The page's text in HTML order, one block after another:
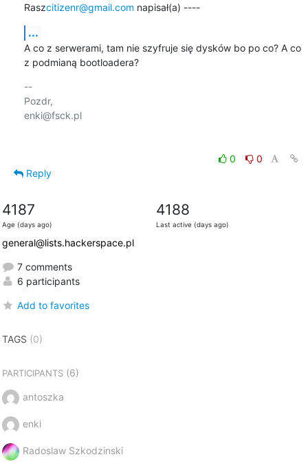
Raszcitizenr@gmail.com napisał(a) ----
...
A co z serwerami, tam nie szyfruje się dysków bo po co? A co
z podmianą bootloadera?
--
Pozdr,
enki@fsck.pl
0
0
Reply
4187
Age (days ago)
4188
Last active (days ago)
general@lists.hackerspace.pl
7 comments
6 participants
Add to favorites
TAGS (0)
PARTICIPANTS(6)
antoszka
enki
Radoslaw Szkodzinski